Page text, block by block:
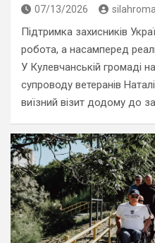
07/13/2026
Підтримка захисників
робота, а насамперед
У Кулевчанській громаді
супроводу ветеранів
виїзний візит додому до